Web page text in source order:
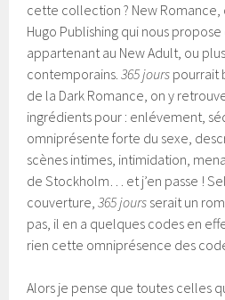
cette collection ? New Romance,
Hugo Publishing qui nous
appartenant au New Adult, ou
contemporains.365 jours pourrait
de la Dark Romance, on y
ingrédients pour : enlévement,
omniprésente forte du sexe,
scènes intimes, intimidation,
de Stockholm… et j’en passe !
couverture,365 jours serait un
pas, il en a quelques codes en
rien cette omniprésence des
Alors je pense que toutes celles